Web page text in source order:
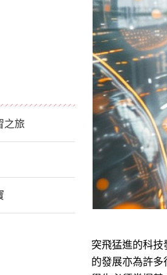
之旅
突飛猛進的科技
的發展亦為許多